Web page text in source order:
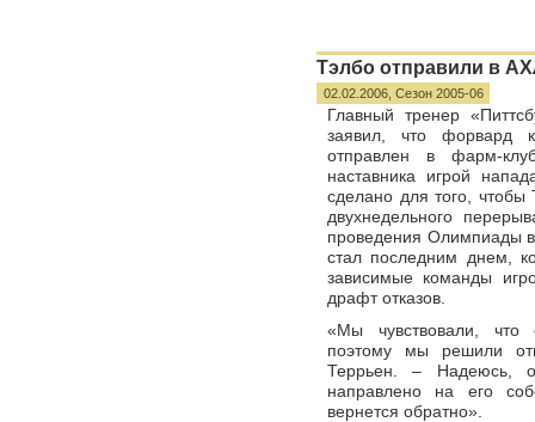
Тэлбо отправили в
02.02.2006, Сезон 2005-06
Главный тренер
заявил, что форвард
отправлен в фарм-
наставника игрой
сделано для того, чтобы
двухнедельного
проведения Олимпиады
стал последним днем,
зависимые команды
драфт отказов.
«Мы чувствовали, что
поэтому мы решили
Террьен. – Надеюсь,
направлено на его
вернется обратно».